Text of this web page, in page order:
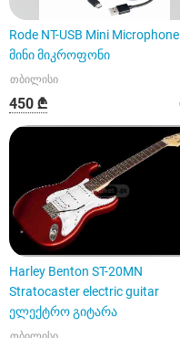
Rode NT-USB Mini Microphone
მინი მიკროფონი
თბილისი
450 ₾
Harley Benton ST-20MN
Stratocaster electric guitar
ელექტრო გიტარა